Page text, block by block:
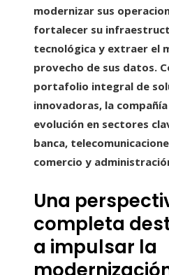
modernizar sus
fortalecer su
tecnológica y extraer el
provecho de sus datos.
portafolio integral de
innovadoras, la
evolución en sectores
banca,
comercio y
Una
completa
a impulsar la